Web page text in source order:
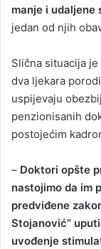
manje i udaljene
jedan od njih
Slična situacija
dva ljekara
uspijevaju
penzionisanih
postojećim
– Doktori opšte
nastojimo da im
predviđene
Stojanović”
uvođenje